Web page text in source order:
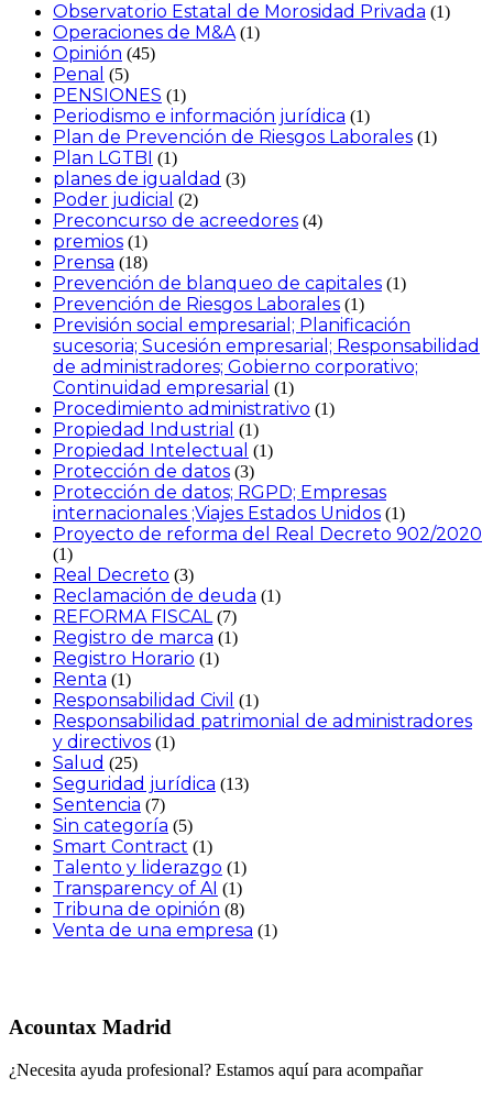
Observatorio Estatal de Morosidad Privada (1)
Operaciones de M&A (1)
Opinión (45)
Penal (5)
PENSIONES (1)
Periodismo e información jurídica (1)
Plan de Prevención de Riesgos Laborales (1)
Plan LGTBI (1)
planes de igualdad (3)
Poder judicial (2)
Preconcurso de acreedores (4)
premios (1)
Prensa (18)
Prevención de blanqueo de capitales (1)
Prevención de Riesgos Laborales (1)
Previsión social empresarial; Planificación
sucesoria; Sucesión empresarial; Responsabilidad
de administradores; Gobierno corporativo;
Continuidad empresarial (1)
Procedimiento administrativo (1)
Propiedad Industrial (1)
Propiedad Intelectual (1)
Protección de datos (3)
Protección de datos; RGPD; Empresas
internacionales ;Viajes Estados Unidos (1)
Proyecto de reforma del Real Decreto 902/2020
(1)
Real Decreto (3)
Reclamación de deuda (1)
REFORMA FISCAL (7)
Registro de marca (1)
Registro Horario (1)
Renta (1)
Responsabilidad Civil (1)
Responsabilidad patrimonial de administradores
y directivos (1)
Salud (25)
Seguridad jurídica (13)
Sentencia (7)
Sin categoría (5)
Smart Contract (1)
Talento y liderazgo (1)
Transparency of AI (1)
Tribuna de opinión (8)
Venta de una empresa (1)
Acountax Madrid
¿Necesita ayuda profesional? Estamos aquí para acompañar